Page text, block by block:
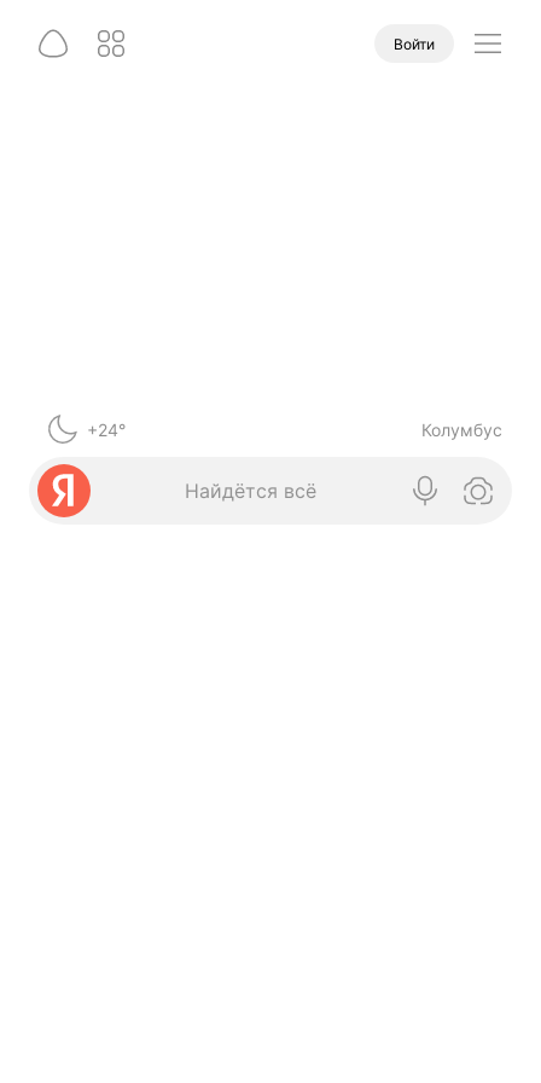
Войти
+24° Колумбус
Найдётся всё